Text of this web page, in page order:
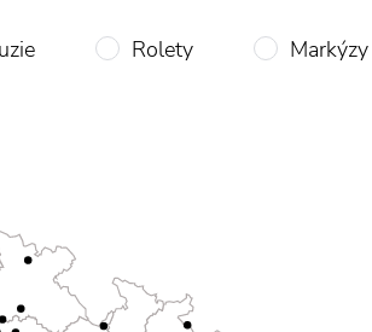
Rolety Markýzy